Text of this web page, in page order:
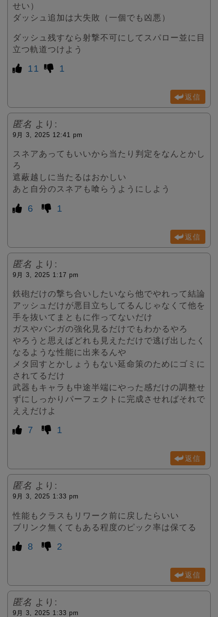
せい）
ダッシュ追加は大失敗（一個でも凶悪）
ダッシュ残すなら射撃不可にしてスパロー並に目
立つ軌道つけよう
11 1
返信
匿名 より:
9月 3, 2025 12:41 pm
スネアあってもいいから当たり判定をなんとかし
ろ
遮蔽越しに当たるはおかしい
あと自分のスネアも喰らうようにしよう
6 1
返信
匿名 より:
9月 3, 2025 1:17 pm
鉄砲だけの撃ち合いしたいなら他でやれって結論
アッシュだけが悪目立ちしてるんじゃなくて他を
手を抜いてまともに作ってないだけ
ガスやバンガの強化見るだけでもわかるやろ
やろうと思えばどれも見えただけで逃げ出したく
なるような性能に出来るんや
メタ回すとかしょうもない延命策のためにゴミに
されてるだけ
武器もキャラも中途半端にやった感だけの調整せ
ずにしっかりパーフェクトに完成させればそれで
ええだけよ
7 1
返信
匿名 より:
9月 3, 2025 1:33 pm
性能もクラスもリワーク前に戻したらいい
ブリンク無くてもある程度のピック率は保てる
8 2
返信
匿名 より:
9月 3, 2025 1:33 pm